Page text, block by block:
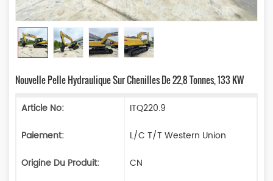
Nouvelle Pelle Hydraulique Sur Chenilles De 22,8 Tonnes, 133 KW
Article No:
ITQ220.9
Paiement:
L/C T/T Western Union
Origine Du Produit:
CN